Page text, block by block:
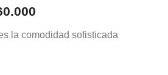
la comodidad sofisticada